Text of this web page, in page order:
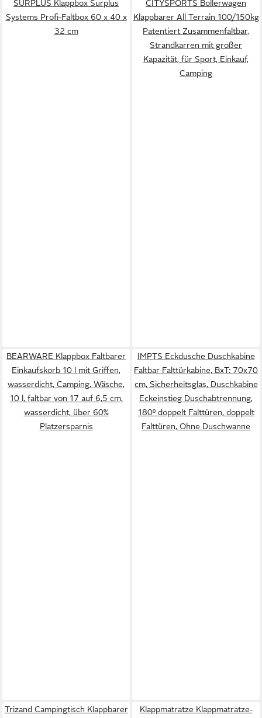
SURPLUS Klappbox Surplus
Systems Profi-Faltbox 60 x 40 x
32 cm
CITYSPORTS Bollerwagen
Klappbarer All Terrain 100/150kg
Patentiert Zusammenfaltbar,
Strandkarren mit großer
Kapazität, für Sport, Einkauf,
Camping
BEARWARE Klappbox Faltbarer
Einkaufskorb 10 l mit Griffen,
wasserdicht, Camping, Wäsche,
10 l, faltbar von 17 auf 6,5 cm,
wasserdicht, über 60%
Platzersparnis
IMPTS Eckdusche Duschkabine
Faltbar Falttürkabine, BxT: 70x70
cm, Sicherheitsglas, Duschkabine
Eckeinstieg Duschabtrennung,
180º doppelt Falttüren, doppelt
Falttüren, Ohne Duschwanne
Trizand Campingtisch Klappbarer
Klappmatratze Klappmatratze-